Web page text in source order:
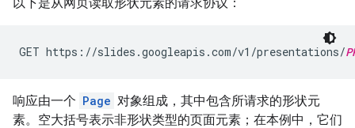
GET https://slides.googleapis.com/v1/presentations/
响应由一个 Page 对象组成，其中包含所请求的形状元
素。空大括号表示非形状类型的页面元素；在本例中，它们